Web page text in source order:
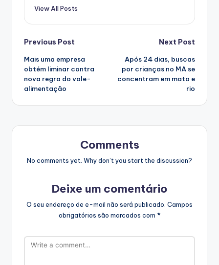
View All Posts
Post
navigation
Previous Post
Mais uma empresa
obtém liminar contra
nova regra do vale-
alimentação
Next Post
Após 24 dias, buscas
por crianças no MA se
concentram em mata e
rio
Comments
No comments yet. Why don’t you start the discussion?
Deixe um comentário
O seu endereço de e-mail não será publicado. Campos
obrigatórios são marcados com *